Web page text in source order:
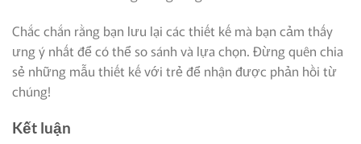
Chắc chắn rằng bạn lưu lại các thiết kế mà bạn cảm thấy
ưng ý nhất để có thể so sánh và lựa chọn. Đừng quên chia
sẻ những mẫu thiết kế với trẻ để nhận được phản hồi từ
chúng!
Kết luận